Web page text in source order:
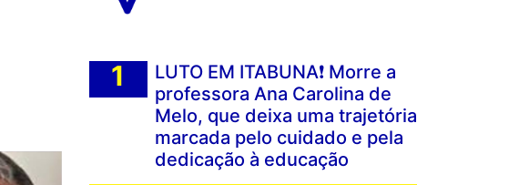
LUTO EM ITABUNA❗ Morre a
professora Ana Carolina de
Melo, que deixa uma trajetória
marcada pelo cuidado e pela
dedicação à educação